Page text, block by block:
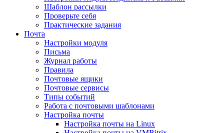
Шаблон рассылки
Проверьте себя
Практические задания
Почта
Настройки модуля
Письма
Журнал работы
Правила
Почтовые ящики
Почтовые сервисы
Типы событий
Работа с почтовыми шаблонами
Настройка почты
Настройка почты на Linux